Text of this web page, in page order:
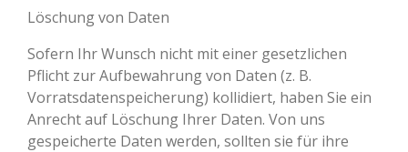
Löschung von Daten
Sofern Ihr Wunsch nicht mit einer gesetzlichen
Pflicht zur Aufbewahrung von Daten (z. B.
Vorratsdatenspeicherung) kollidiert, haben Sie ein
Anrecht auf Löschung Ihrer Daten. Von uns
gespeicherte Daten werden, sollten sie für ihre